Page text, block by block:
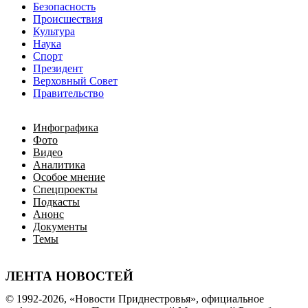
Безопасность
Происшествия
Культура
Наука
Спорт
Президент
Верховный Совет
Правительство
Инфографика
Фото
Видео
Аналитика
Особое мнение
Спецпроекты
Подкасты
Анонс
Документы
Темы
ЛЕНТА НОВОСТЕЙ
© 1992-2026, «Новости Приднестровья», официальное